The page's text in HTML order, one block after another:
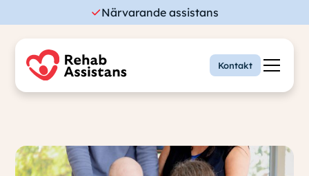
Närvarande assistans
Kontakt